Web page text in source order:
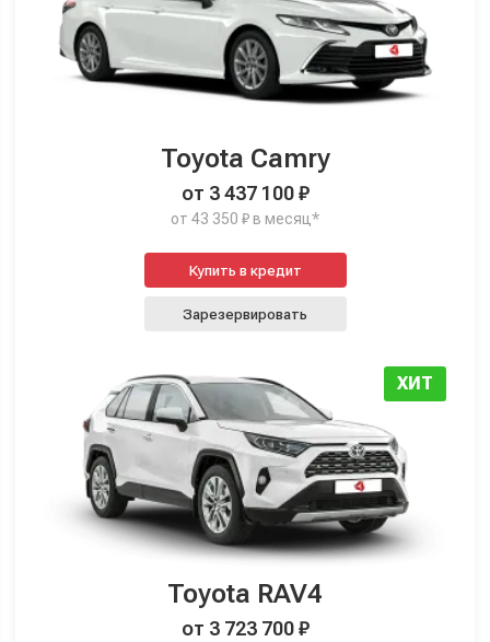
Toyota Camry
от 3 437 100 ₽
от 43 350 ₽ в месяц*
Купить в кредит
Зарезервировать
ХИТ
Toyota RAV4
от 3 723 700 ₽